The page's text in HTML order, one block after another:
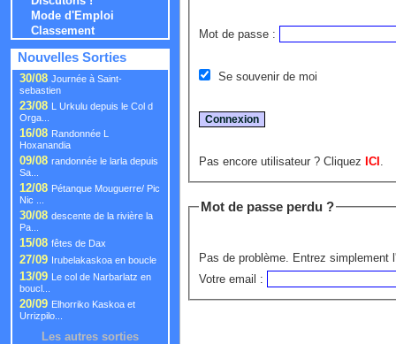
Mode d'Emploi
Classement
Nouvelles Sorties
30/08 Journée à Saint-
sebastien
23/08 L Urkulu depuis le Col d
Orga...
16/08 Randonnée L
Hoxanandia
09/08 randonnée le larla depuis
Sa...
12/08 Pétanque Mouguerre/ Pic
Nic ...
30/08 descente de la rivière la
Pa...
15/08 fêtes de Dax
27/09 Irubelakaskoa en boucle
13/09 Le col de Narbarlatz en
boucl...
20/09 Elhorriko Kaskoa et
Urrizpilo...
Les autres sorties
Mot de passe :
Se souvenir de moi
Pas encore utilisateur ? Cliquez ICI
Mot de passe perdu ?
Pas de problème. Entrez simplement
Votre email :